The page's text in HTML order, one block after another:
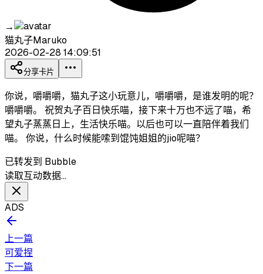
→
猫丸子Maruko
2026-02-28 14:09:51
分享卡片
你说，嚼嚼嚼，猫丸子这小玩意儿，嚼嚼嚼，是谁发明的呢？
嚼嚼嚼。 祝贺丸子百日快乐喵，接下来十万也不远了喵，希
望丸子蒸蒸日上，生活快乐喵。以后也可以一直陪伴着我们
喵。 你说，什么时候能嗦到馄饨姐姐的jio呢喵？
已转发到 Bubble
读取互动数据…
ADS
上一篇
可爱捏
下一篇